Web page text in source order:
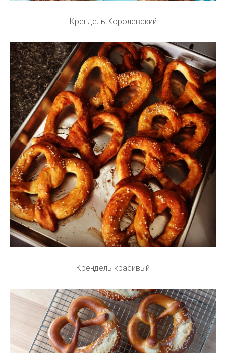
Крендель Королевский
Крендель красивый